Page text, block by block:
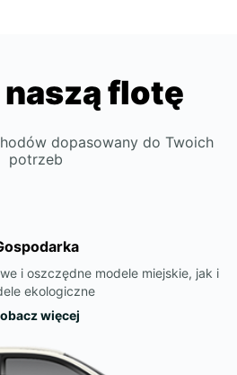
flotę
dopasowany do Twoich
potrzeb
i oszczędne modele miejskie, jak i
ekologiczne
więcej